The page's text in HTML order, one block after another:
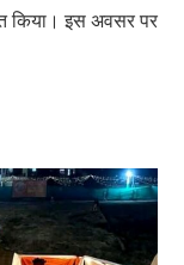
किया। इस अवसर पर